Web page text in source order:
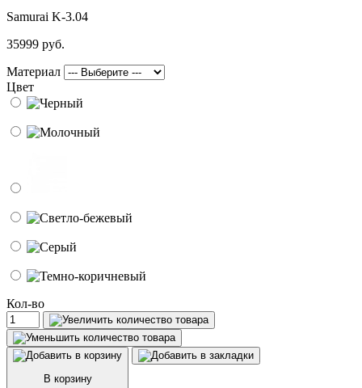
Samurai K-3.04
35999 руб.
Материал
Цвет
Кол-во
В корзину